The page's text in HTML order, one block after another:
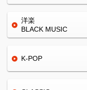
洋楽
BLACK MUSIC
K-POP